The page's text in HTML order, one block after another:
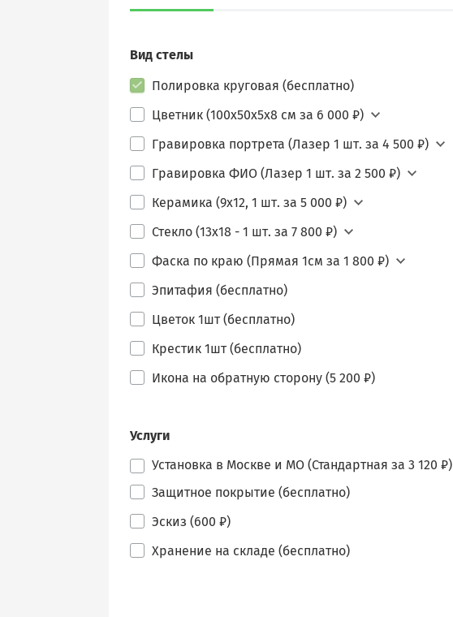
Вид стелы
Полировка круговая (бесплатно)
Цветник (100х50х5х8 см за 6 000 ₽)
Гравировка портрета (Лазер 1 шт. за 4 500 ₽)
Гравировка ФИО (Лазер 1 шт. за 2 500 ₽)
Керамика (9х12, 1 шт. за 5 000 ₽)
Стекло (13х18 - 1 шт. за 7 800 ₽)
Фаска по краю (Прямая 1см за 1 800 ₽)
Эпитафия (бесплатно)
Цветок 1шт (бесплатно)
Крестик 1шт (бесплатно)
Икона на обратную сторону (5 200 ₽)
Услуги
Установка в Москве и МО (Стандартная за 3 120 ₽)
Защитное покрытие (бесплатно)
Эскиз (600 ₽)
Хранение на складе (бесплатно)